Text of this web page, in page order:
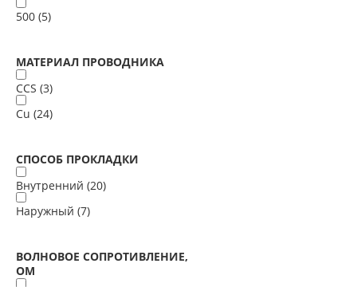
500 (5)
МАТЕРИАЛ ПРОВОДНИКА
CCS (3)
Cu (24)
СПОСОБ ПРОКЛАДКИ
Внутренний (20)
Наружный (7)
ВОЛНОВОЕ СОПРОТИВЛЕНИЕ,
ОМ